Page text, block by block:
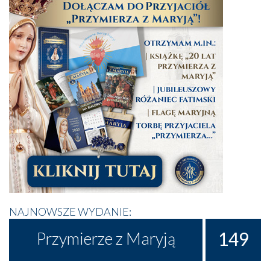
NAJNOWSZE WYDANIE:
Przymierze z Maryją 149